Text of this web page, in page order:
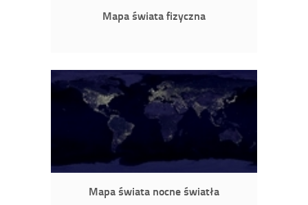
Mapa świata fizyczna
Mapa świata nocne światła